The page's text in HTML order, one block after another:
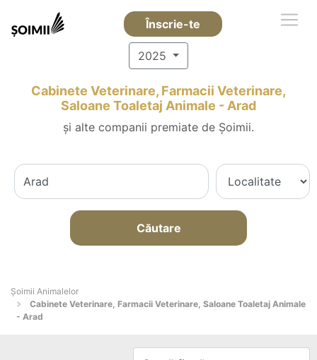
Înscrie-te
2025
Cabinete Veterinare, Farmacii Veterinare,
Saloane Toaletaj Animale - Arad
și alte companii premiate de Șoimii.
Căutare
Şoimii Animalelor
Cabinete Veterinare, Farmacii Veterinare, Saloane Toaletaj Animale
- Arad